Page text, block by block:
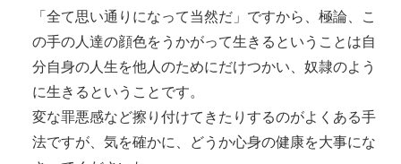
「全て思い通りになって当然だ」ですから、極論、こ
の手の人達の顔色をうかがって生きるということは自
分自身の人生を他人のためにだけつかい、奴隷のよう
に生きるということです。
変な罪悪感など擦り付けてきたりするのがよくある手
法ですが、気を確かに、どうか心身の健康を大事にな